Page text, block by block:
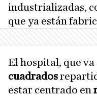
industrializadas,
que ya están
El hospital, que va
cuadrados
estar centrado en